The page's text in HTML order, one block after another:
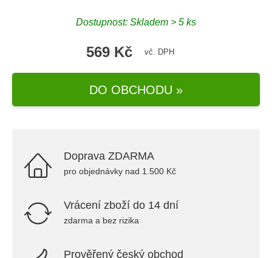
Dostupnost: Skladem > 5 ks
569 Kč vč. DPH
DO OBCHODU »
Doprava ZDARMA
pro objednávky nad 1.500 Kč
Vrácení zboží do 14 dní
zdarma a bez rizika
Prověřený český obchod